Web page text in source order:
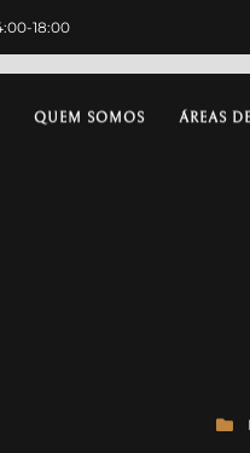
18:00
QUEM SOMOS ÁREAS